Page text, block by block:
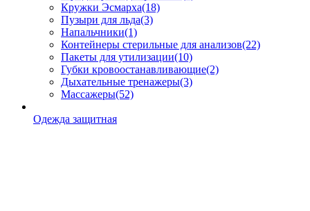
Кружки Эсмарха(18)
Пузыри для льда(3)
Напальчники(1)
Контейнеры стерильные для анализов(22)
Пакеты для утилизации(10)
Губки кровоостанавливающие(2)
Дыхательные тренажеры(3)
Массажеры(52)
Одежда защитная